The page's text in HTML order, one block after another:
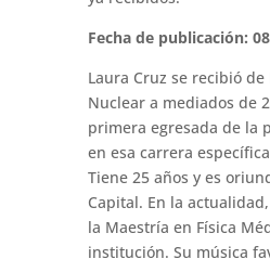
Fecha de publicación:
Laura Cruz se recibió
Nuclear a mediados de
primera egresada de la
en esa carrera
Tiene 25 años y es
Capital. En la
la Maestría en Física
institución. Su música